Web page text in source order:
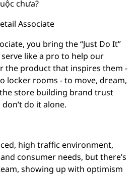
chưa?
Associate
you bring the “Just Do It”
like a pro to help our
the product that inspires them -
locker rooms - to move, dream,
the store building brand trust
do it alone.
high traffic environment,
consumer needs, but there’s
showing up with optimism